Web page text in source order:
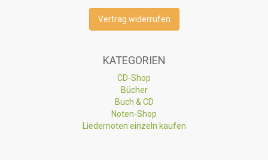
Vertrag widerrufen
KATEGORIEN
CD-Shop
Bücher
Buch & CD
Noten-Shop
Liedernoten einzeln kaufen